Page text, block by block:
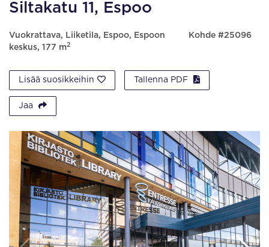
Siltakatu 11, Espoo
Vuokrattava, Liiketila, Espoo, Espoon
keskus, 177 m2
Kohde #25096
Lisää suosikkeihin Tallenna PDF
Jaa